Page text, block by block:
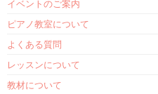
イベントのご案内
ピアノ教室について
よくある質問
レッスンについて
教材について